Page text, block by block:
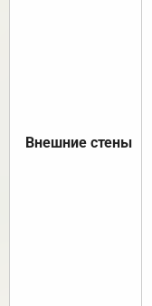
Внешние стены